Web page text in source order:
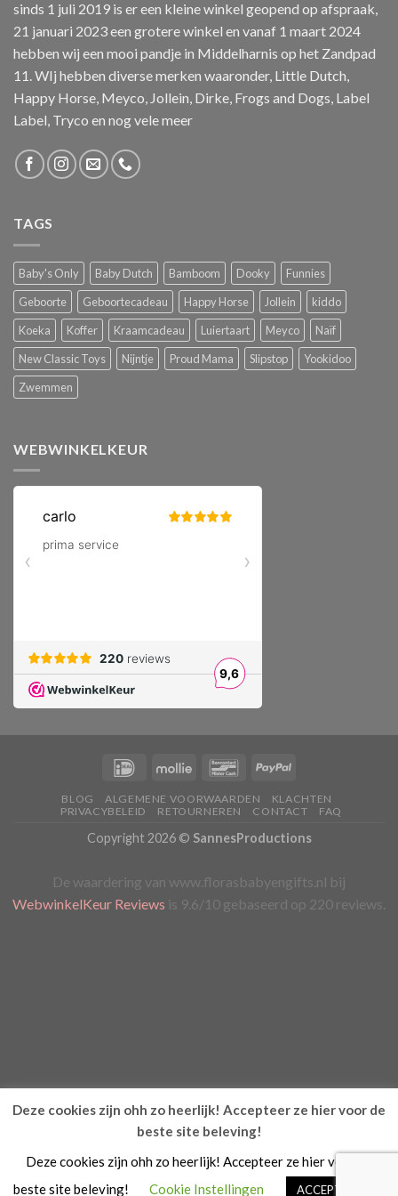
sinds 1 juli 2019 is er een kleine winkel geopend op afspraak,
21 januari 2023 een grotere winkel en vanaf 1 maart 2024
hebben wij een mooi pandje in Middelharnis op het Zandpad
11. WIj hebben diverse merken waaronder, Little Dutch,
Happy Horse, Meyco, Jollein, Dirke, Frogs and Dogs, Label
Label, Tryco en nog vele meer
TAGS
Baby's Only Baby Dutch Bamboom Dooky
Funnies
Geboorte
Geboortecadeau Happy Horse Jollein
kiddo
Koeka
Koffer Kraamcadeau Luiertaart Meyco
Naïf
New Classic Toys
Nijntje Proud Mama Slipstop
Yookidoo
Zwemmen
WEBWINKELKEUR
BLOG ALGEMENE VOORWAARDEN
KLACHTEN
PRIVACYBELEID
RETOURNEREN CONTACT FAQ
Copyright 2026 © SannesProductions
Deze cookies zijn ohh zo heerlijk! Accepteer ze hier voor de
beste site beleving!
Deze cookies zijn ohh zo heerlijk! Accepteer ze hier voor de
beste site beleving!
Cookie Instellingen ACCEPTEREN
De waardering van www.florasbabyengifts.nl bij
WebwinkelKeur Reviews is 9.6/10 gebaseerd op 220 reviews.